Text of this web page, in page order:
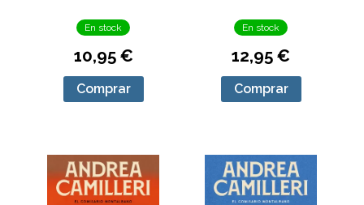
En stock
10,95 €
Comprar
En stock
12,95 €
Comprar